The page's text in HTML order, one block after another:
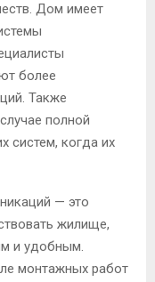
Дом имеет
более
Также
полной
систем, когда их
— это
жилище,
и удобным.
монтажных работ